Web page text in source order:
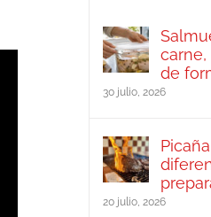
de
30 julio, 2026
20 julio, 2026